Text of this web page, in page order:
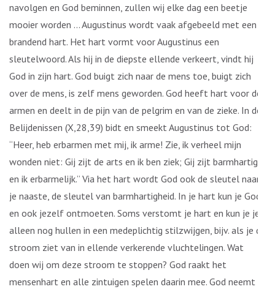
navolgen en God beminnen, zullen wij elke dag een beetje
mooier worden … Augustinus wordt vaak afgebeeld met een
brandend hart. Het hart vormt voor Augustinus een
sleutelwoord. Als hij in de diepste ellende verkeert, vindt hij
God in zijn hart. God buigt zich naar de mens toe, buigt zich
over de mens, is zelf mens geworden. God heeft hart voor de
armen en deelt in de pijn van de pelgrim en van de zieke. In de
Belijdenissen (X,28,39) bidt en smeekt Augustinus tot God:
“Heer, heb erbarmen met mij, ik arme! Zie, ik verheel mijn
wonden niet: Gij zijt de arts en ik ben ziek; Gij zijt barmhartig
en ik erbarmelijk.” Via het hart wordt God ook de sleutel naar
je naaste, de sleutel van barmhartigheid. In je hart kun je God
en ook jezelf ontmoeten. Soms verstomt je hart en kun je je
alleen nog hullen in een medeplichtig stilzwijgen, bijv. als je de
stroom ziet van in ellende verkerende vluchtelingen. Wat
doen wij om deze stroom te stoppen? God raakt het
mensenhart en alle zintuigen spelen daarin mee. God neemt